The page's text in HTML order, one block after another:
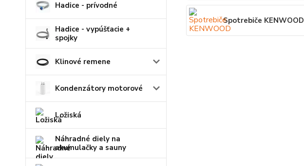
Hadice - prívodné
Hadice - vypúšťacie +
spojky
Klinové remene
Kondenzátory motorové
Ložiská
Náhradné diely na
akumulačky a sauny
Spotrebiče KENWOOD